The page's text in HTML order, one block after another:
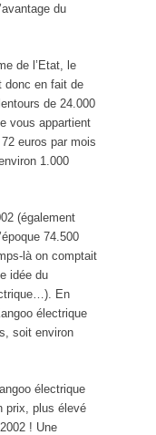
du
de l’Etat, le
donc en fait de
de 24.000
vous appartient
euros par mois
1.000
(également
74.500
là on comptait
idée du
En
électrique
soit environ
électrique
prix, plus élevé
! Une